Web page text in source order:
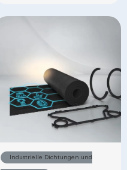
Industrielle Dichtungen und